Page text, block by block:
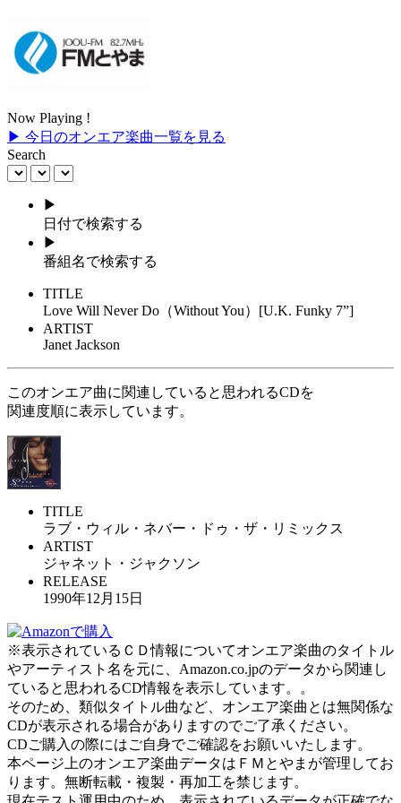
Now Playing !
▶ 今日のオンエア楽曲一覧を見る
Search
▶
日付で検索する
▶
番組名で検索する
TITLE
Love Will Never Do（Without You）[U.K. Funky 7”]
ARTIST
Janet Jackson
このオンエア曲に関連していると思われるCDを
関連度順に表示しています。
TITLE
ラブ・ウィル・ネバー・ドゥ・ザ・リミックス
ARTIST
ジャネット・ジャクソン
RELEASE
1990年12月15日
※表示されているＣＤ情報についてオンエア楽曲のタイトル
やアーティスト名を元に、Amazon.co.jpのデータから関連し
ていると思われるCD情報を表示しています。。
そのため、類似タイトル曲など、オンエア楽曲とは無関係な
CDが表示される場合がありますのでご了承ください。
CDご購入の際にはご自身でご確認をお願いいたします。
本ページ上のオンエア楽曲データはＦＭとやまが管理してお
ります。無断転載・複製・再加工を禁じます。